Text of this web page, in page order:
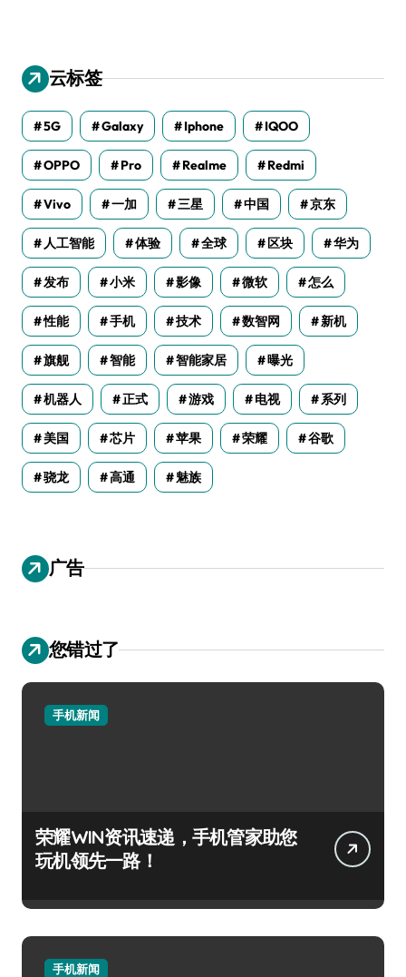
云标签
5G Galaxy Iphone IQOO
OPPO Pro Realme Redmi
Vivo 一加 三星 中国 京东
人工智能 体验 全球 区块 华为
发布 小米 影像 微软 怎么
性能 手机 技术 数智网 新机
旗舰 智能 智能家居 曝光
机器人 正式 游戏 电视 系列
美国 芯片 苹果 荣耀 谷歌
骁龙 高通 魅族
广告
您错过了
手机新闻
荣耀WIN资讯速递，手机管家助您
玩机领先一路！
手机新闻